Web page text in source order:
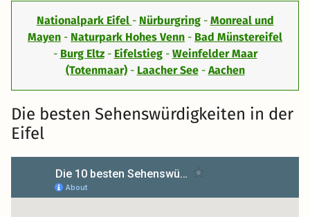
Nationalpark Eifel - Nürburgring- Monreal und
Mayen - Naturpark Hohes Venn - Bad Münstereifel
- Burg Eltz- Eifelstieg- Weinfelder Maar
(Totenmaar)- Laacher See- Aachen
Die besten Sehenswürdigkeiten in der
Eifel